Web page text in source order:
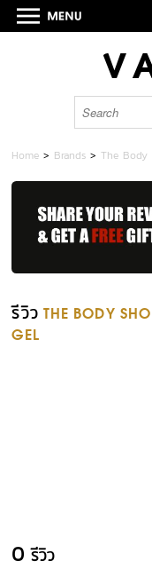
Home > Brands >The Body
รีวิว THE BODY
GEL
0 รีวิว